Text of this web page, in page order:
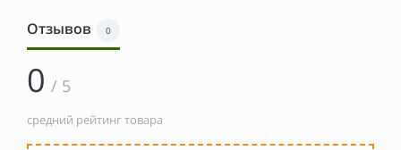
Отзывов 0
0 / 5
средний рейтинг товара